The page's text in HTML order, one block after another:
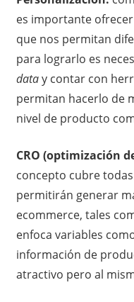
es importante
que nos permitan
para lograrlo es
datay contar con
permitan hacerlo de
nivel de producto
CRO (optimización
concepto cubre
permitirán generar
ecommerce, tales
enfoca variables
información de
atractivo pero al